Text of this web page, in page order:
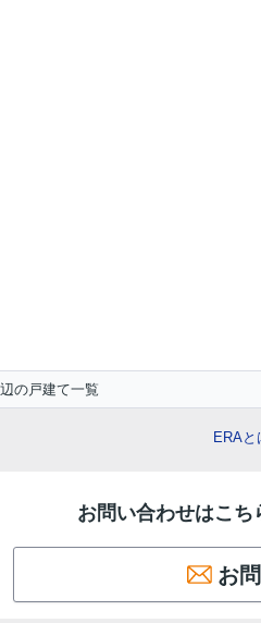
の戸建て一覧
ERAと
お問い合わせはこち
お